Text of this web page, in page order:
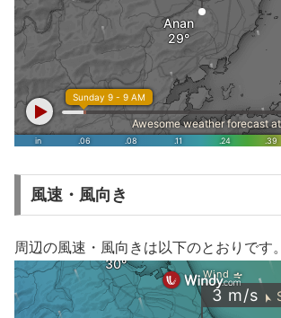
風速・風向き
周辺の風速・風向きは以下のとおりです。